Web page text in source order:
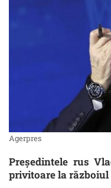
Agerpres
Președintele rus
privitoare la